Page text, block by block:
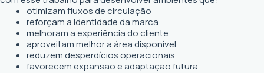
otimizam fluxos de circulação
reforçam a identidade da marca
melhoram a experiência do cliente
aproveitam melhor a área disponível
reduzem desperdícios operacionais
favorecem expansão e adaptação futura